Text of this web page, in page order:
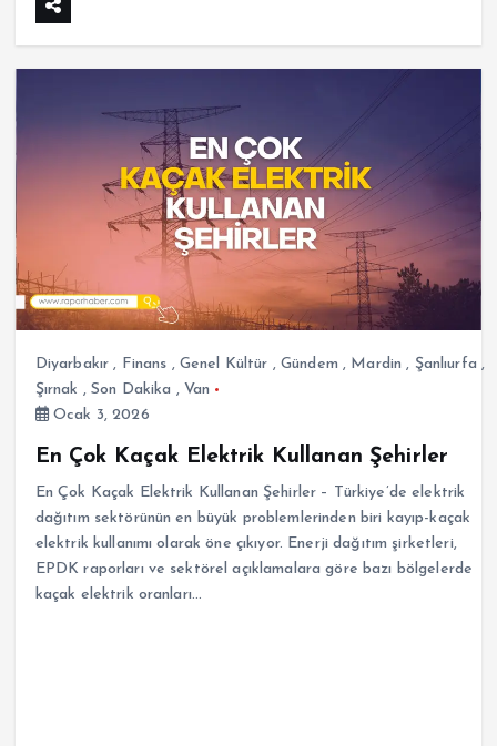
Diyarbakır , Finans , Genel Kültür , Gündem , Mardin , Şanlıurfa ,
Şırnak , Son Dakika , Van
Ocak 3, 2026
En Çok Kaçak Elektrik Kullanan Şehirler
En Çok Kaçak Elektrik Kullanan Şehirler – Türkiye’de elektrik
dağıtım sektörünün en büyük problemlerinden biri kayıp-kaçak
elektrik kullanımı olarak öne çıkıyor. Enerji dağıtım şirketleri,
EPDK raporları ve sektörel açıklamalara göre bazı bölgelerde
kaçak elektrik oranları…